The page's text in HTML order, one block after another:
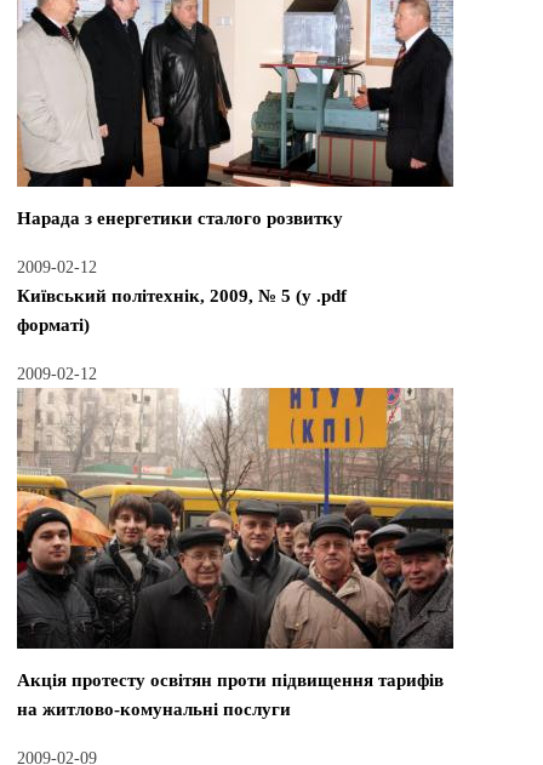
Нарада з енергетики сталого розвитку
2009-02-12
Київський політехнік, 2009, № 5 (у .pdf
форматі)
2009-02-12
Акція протесту освітян проти підвищення тарифів
на житлово-комунальні послуги
2009-02-09